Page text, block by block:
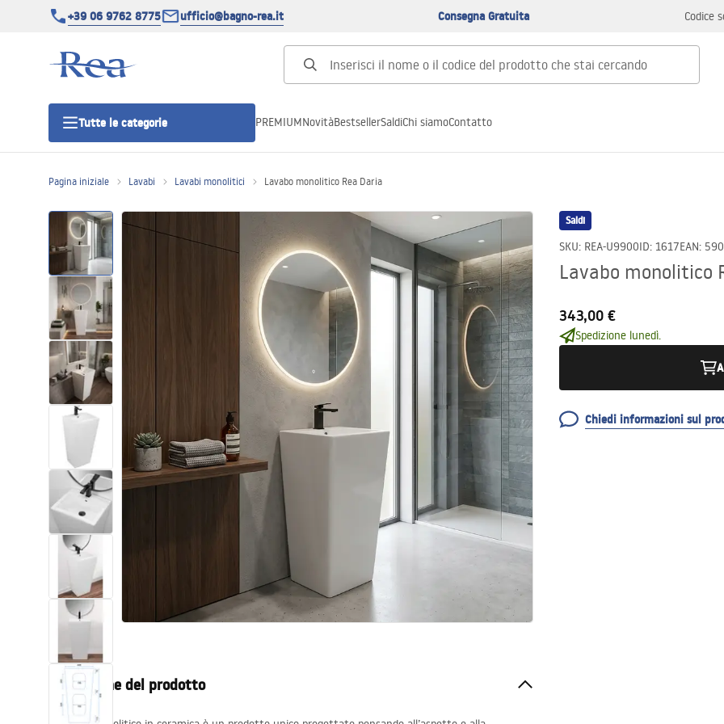
+39 06 9762 8775 ufficio@bagno-rea.it Consegna Gratuita Codice
Tutte le categorie
Porte doccia
Piatti doccia da bagno
Canaline di scarico
Set di vaso WC e bidet
Lavabi
Vasche da bagno e schermi vasca
Rubinetti da bagno
Accessori e mobili da bagno
PREMIUMNovitàBestsellerSaldiChi siamoContatto
Pagina iniziale Lavabi Lavabi monolitici Lavabo monolitico Rea Daria
Saldi
SKU: REA-U9900ID: 1617EAN:
Lavabo monolitico
343,00 €
Spedizione lunedì.
Chiedi informazioni sul
Descrizione del prodotto